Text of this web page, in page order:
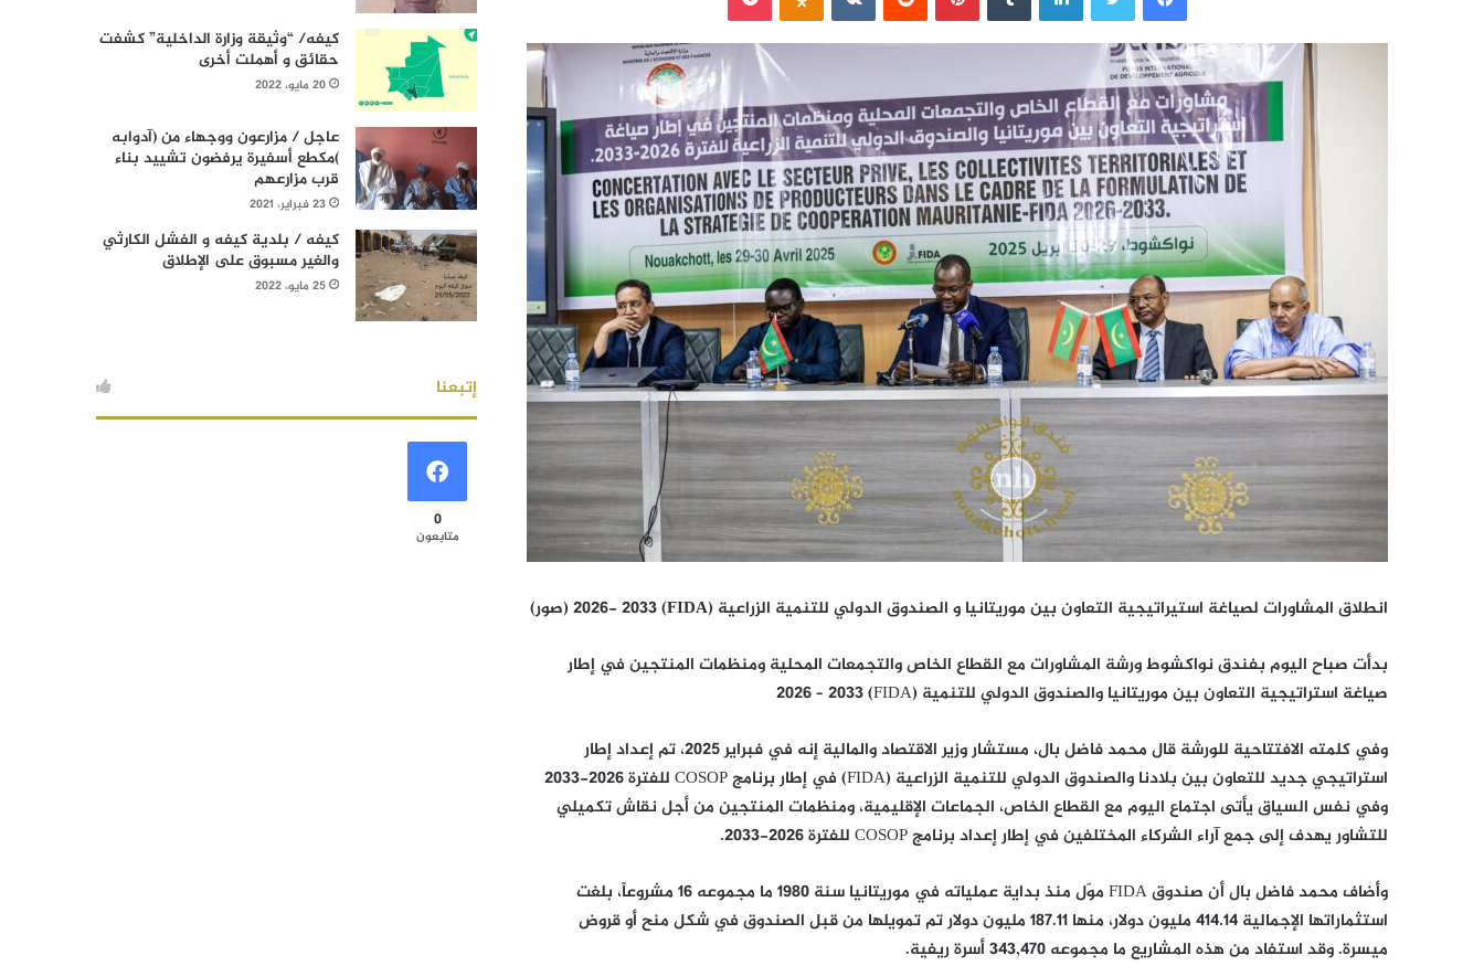
انطلاق المشاورات لصياغة استيراتيجية التعاون بين موريتانيا و الصندوق الدولي للتنمية الزراعية (FIDA) 2026- 2033 (صور)
بدأت صباح اليوم بفندق نواكشوط ورشة المشاورات مع القطاع الخاص والتجمعات المحلية ومنظمات المنتجين في إطار
صياغة استراتيجية التعاون بين موريتانيا والصندوق الدولي للتنمية (FIDA) 2026 – 2033
وفي كلمته الافتتاحية للورشة قال محمد فاضل بال، مستشار وزير الاقتصاد والمالية إنه في فبراير 2025، تم إعداد إطار
استراتيجي جديد للتعاون بين بلادنا والصندوق الدولي للتنمية الزراعية (FIDA) في إطار برنامج COSOP للفترة 2026-2033
وفي نفس السياق يأتى اجتماع اليوم مع القطاع الخاص، الجماعات الإقليمية، ومنظمات المنتجين من أجل نقاش تكميلي
للتشاور يهدف إلى جمع آراء الشركاء المختلفين في إطار إعداد برنامج COSOP للفترة 2026-2033.
وأضاف محمد فاضل بال أن صندوق FIDA موّل منذ بداية عملياته في موريتانيا سنة 1980 ما مجموعه 16 مشروعاً، بلغت
استثماراتها الإجمالية 414.14 مليون دولار، منها 187.11 مليون دولار تم تمويلها من قبل الصندوق في شكل منح أو قروض
ميسرة. وقد استفاد من هذه المشاريع ما مجموعه 343,470 أسرة ريفية.
كيفه/ “وثيقة وزارة الداخلية” كشفت
حقائق و أهملت أخرى
20 مايو، 2022
عاجل / مزارعون ووجهاء من (آدوابه
)مكطع أسفيرة يرفضون تشييد بناء
قرب مزارعهم
23 فبراير، 2021
كيفه / بلدية كيفه و الفشل الكارثي
والغير مسبوق على الإطلاق
25 مايو، 2022
إتبعنا
0
متابعون